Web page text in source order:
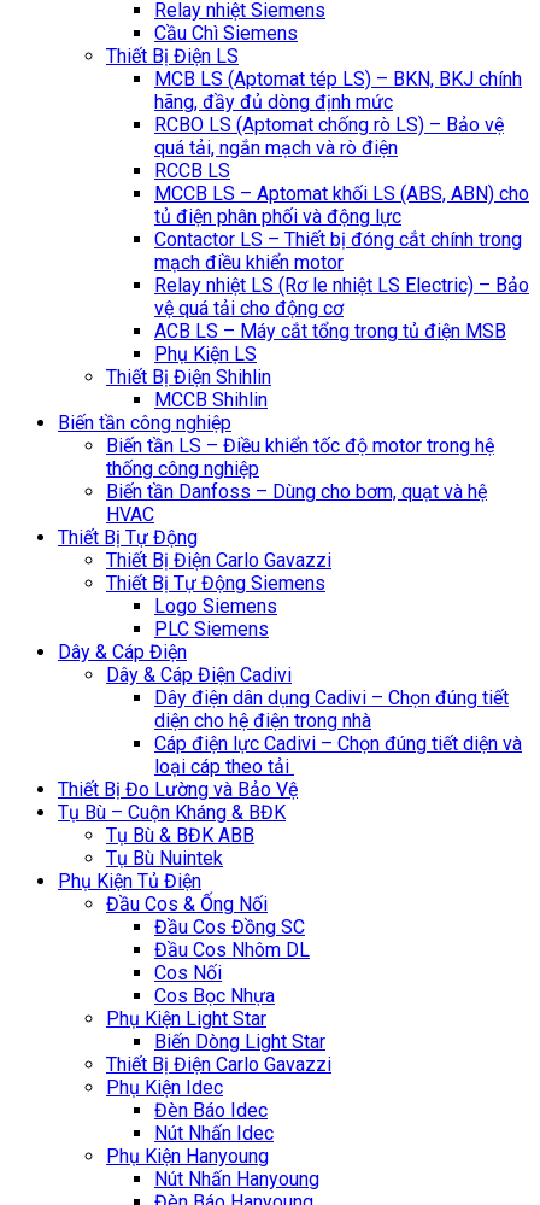
Relay nhiệt Siemens
Cầu Chì Siemens
Thiết Bị Điện LS
MCB LS (Aptomat tép LS) – BKN, BKJ chính
hãng, đầy đủ dòng định mức
RCBO LS (Aptomat chống rò LS) – Bảo vệ
quá tải, ngắn mạch và rò điện
RCCB LS
MCCB LS – Aptomat khối LS (ABS, ABN) cho
tủ điện phân phối và động lực
Contactor LS – Thiết bị đóng cắt chính trong
mạch điều khiển motor
Relay nhiệt LS (Rơ le nhiệt LS Electric) – Bảo
vệ quá tải cho động cơ
ACB LS – Máy cắt tổng trong tủ điện MSB
Phụ Kiện LS
Thiết Bị Điện Shihlin
MCCB Shihlin
Biến tần công nghiệp
Biến tần LS – Điều khiển tốc độ motor trong hệ
thống công nghiệp
Biến tần Danfoss – Dùng cho bơm, quạt và hệ
HVAC
Thiết Bị Tự Động
Thiết Bị Điện Carlo Gavazzi
Thiết Bị Tự Động Siemens
Logo Siemens
PLC Siemens
Dây & Cáp Điện
Dây & Cáp Điện Cadivi
Dây điện dân dụng Cadivi – Chọn đúng tiết
diện cho hệ điện trong nhà
Cáp điện lực Cadivi – Chọn đúng tiết diện và
loại cáp theo tải
Thiết Bị Đo Lường và Bảo Vệ
Tụ Bù – Cuộn Kháng & BĐK
Tụ Bù & BĐK ABB
Tụ Bù Nuintek
Phụ Kiện Tủ Điện
Đầu Cos & Ống Nối
Đầu Cos Đồng SC
Đầu Cos Nhôm DL
Cos Nối
Cos Bọc Nhựa
Phụ Kiện Light Star
Biến Dòng Light Star
Thiết Bị Điện Carlo Gavazzi
Phụ Kiện Idec
Đèn Báo Idec
Nút Nhấn Idec
Phụ Kiện Hanyoung
Nút Nhấn Hanyoung